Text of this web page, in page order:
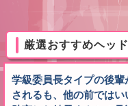
厳選おすすめヘッ
学級委員長タイプの後輩
されるも、他の前では